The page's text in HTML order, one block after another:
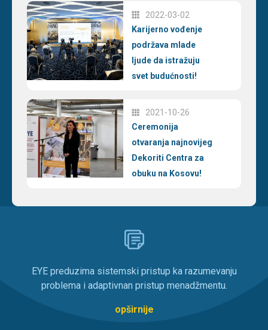
2022-03-02
Karijerno vođenje
podržava mlade
ljude da istražuju
svet budućnosti!
2021-10-26
Ceremonija
otvaranja najnovijeg
Dekoriti Centra za
obuku na Kosovu!
EYE preduzima sistemski pristup ka razumevanju
problema i adaptivnan pristup menadžmentu.
opširnije